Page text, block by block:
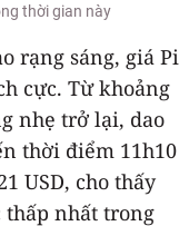
thời gian này
rạng sáng, giá Pi
cực. Từ khoảng
nhẹ trở lại, dao
thời điểm 11h10
USD, cho thấy
thấp nhất trong